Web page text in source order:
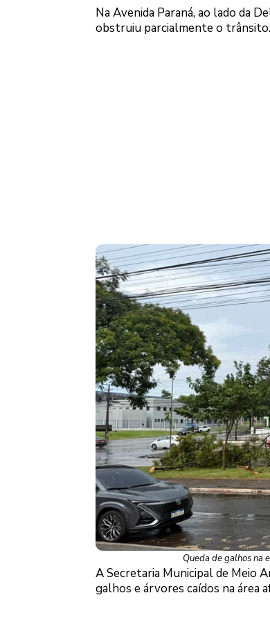
Na Avenida Paraná, ao lado da
obstruiu parcialmente o trânsito.
Queda de galhos na
A Secretaria Municipal de Meio
galhos e árvores caídos na área